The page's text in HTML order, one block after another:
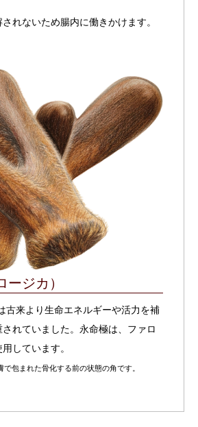
れないため腸内に働きかけます。
ージカ）
古来より生命エネルギーや活力を補
れていました。永命極は、ファロ
しています。
包まれた骨化する前の状態の角です。